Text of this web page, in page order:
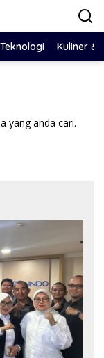
Teknologi Kuliner &
yang anda cari.